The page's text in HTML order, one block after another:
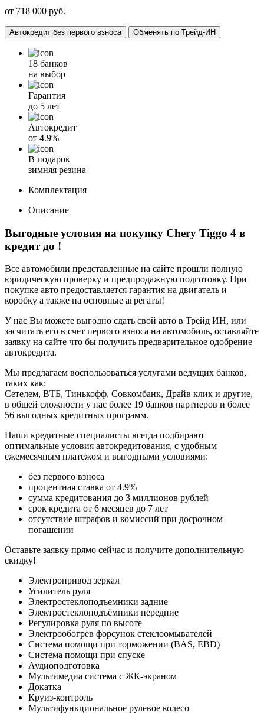
от 718 000 руб.
Автокредит без первого взноса Обменять по Трейд-ИН
18 банков
на выбор
Гарантия
до 5 лет
Автокредит
от 4.9%
В подарок
зимняя резина
Комплектация
Описание
Выгодные условия на покупку Chery Tiggo 4 в
кредит до !
Все автомобили представленные на сайте прошли полную
юридическую проверку и предпродажную подготовку. При
покупке авто предоставляется гарантия на двигатель и
коробку а также на основные агрегаты!
У нас Вы можете выгодно сдать свой авто в Трейд ИН, или
засчитать его в счет первого взноса на автомобиль, оставляйте
заявку на сайте что бы получить предварительное одобрение
автокредита.
Мы предлагаем воспользоваться услугами ведущих банков,
таких как:
Сетелем, ВТБ, Тинькофф, Совкомбанк, Драйв клик и другие,
в общей сложности у нас более 19 банков партнеров и более
56 выгодных кредитных программ.
Наши кредитные специалисты всегда подбирают
оптимальные условия автокредитования, с удобным
ежемесячным платежом и выгодными условиями:
без первого взноса
процентная ставка от 4.9%
сумма кредитования до 3 миллионов рублей
срок кредита от 6 месяцев до 7 лет
отсутствие штрафов и комиссий при досрочном
погашении
Оставьте заявку прямо сейчас и получите дополнительную
скидку!
Электропривод зеркал
Усилитель руля
Электростеклоподъемники задние
Электростеклоподъёмники передние
Регулировка руля по высоте
Электрообогрев форсунок стеклоомывателей
Система помощи при торможении (BAS, EBD)
Система помощи при спуске
Аудиоподготовка
Мультимедиа система с ЖК-экраном
Докатка
Круиз-контроль
Мультифункциональное рулевое колесо